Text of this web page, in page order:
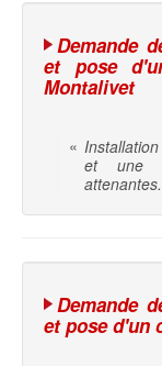
Demande
et pose
Montalivet
«
et une
attenantes.
Demande
et pose d'un